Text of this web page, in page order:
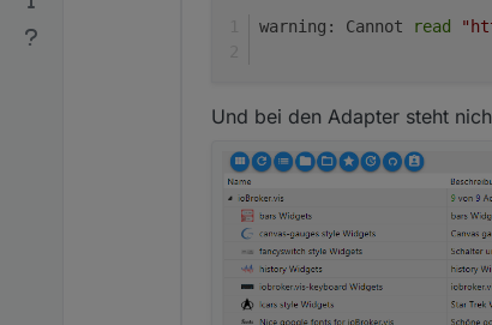
warning: Cannot read
Und bei den Adapter steht